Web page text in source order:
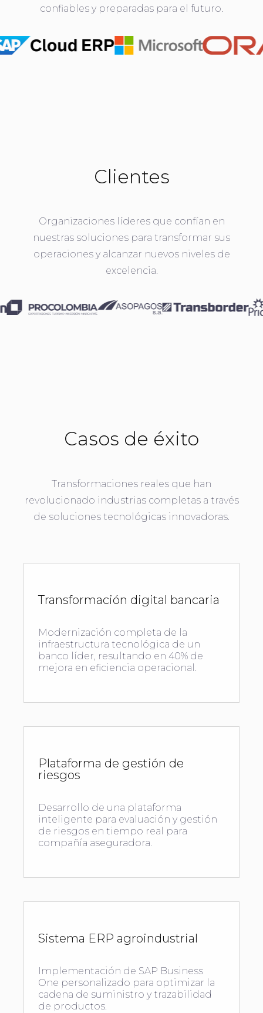
confiables y preparadas para el futuro.
Clientes
Organizaciones líderes que confían en
nuestras soluciones para transformar sus
operaciones y alcanzar nuevos niveles de
excelencia.
Casos de éxito
Transformaciones reales que han
revolucionado industrias completas a través
de soluciones tecnológicas innovadoras.
Transformación digital bancaria
Modernización completa de la
infraestructura tecnológica de un
banco líder, resultando en 40% de
mejora en eficiencia operacional.
Plataforma de gestión de
riesgos
Desarrollo de una plataforma
inteligente para evaluación y gestión
de riesgos en tiempo real para
compañía aseguradora.
Sistema ERP agroindustrial
Implementación de SAP Business
One personalizado para optimizar la
cadena de suministro y trazabilidad
de productos.